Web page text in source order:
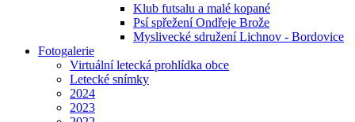
Klub futsalu a malé kopané
Psí spřežení Ondřeje Brože
Myslivecké sdružení Lichnov - Bordovice
Fotogalerie
Virtuální letecká prohlídka obce
Letecké snímky
2024
2023